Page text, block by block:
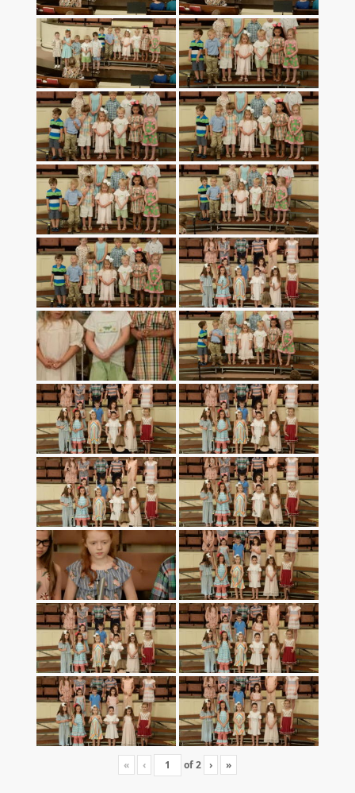
« ‹ of2 › »